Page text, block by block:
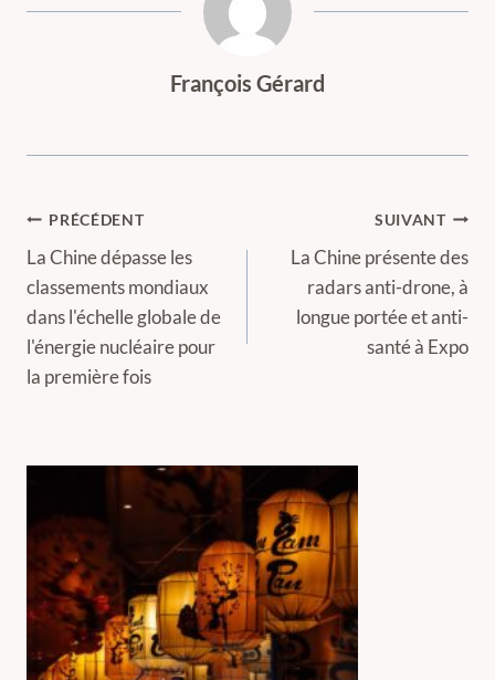
François Gérard
Navigation
de
l’article
PRÉCÉDENT
La Chine dépasse les
classements mondiaux
dans l'échelle globale de
l'énergie nucléaire pour
la première fois
SUIVANT
La Chine présente des
radars anti-drone, à
longue portée et anti-
santé à Expo